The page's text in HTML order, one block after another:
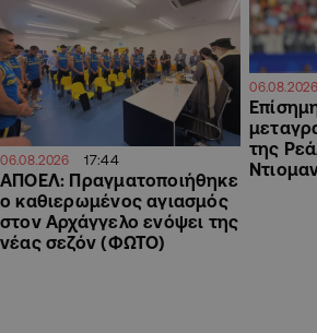
06.08.2026 17:44
ΑΠΟΕΛ: Πραγματοποιήθηκε
ο καθιερωμένος αγιασμός
στον Αρχάγγελο ενόψει της
νέας σεζόν (ΦΩΤΟ)
06.08.2026
της